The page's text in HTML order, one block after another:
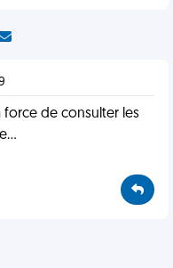
force de consulter les